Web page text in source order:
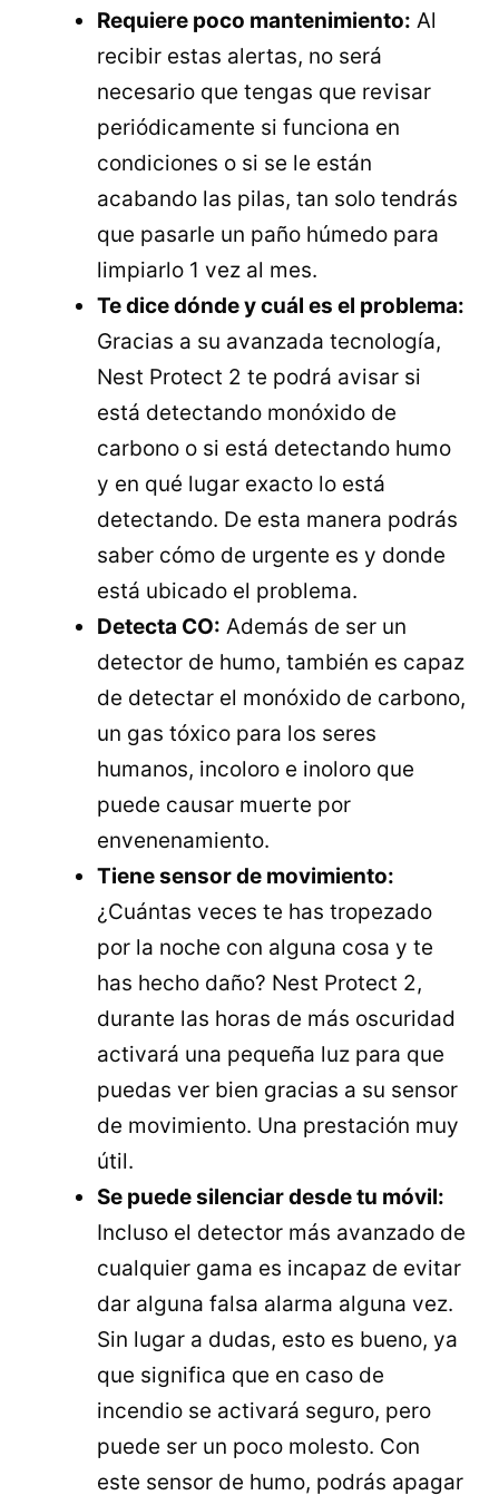
Requiere poco mantenimiento: Al
recibir estas alertas, no será
necesario que tengas que revisar
periódicamente si funciona en
condiciones o si se le están
acabando las pilas, tan solo tendrás
que pasarle un paño húmedo para
limpiarlo 1 vez al mes.
Te dice dónde y cuál es el problema:
Gracias a su avanzada tecnología,
Nest Protect 2 te podrá avisar si
está detectando monóxido de
carbono o si está detectando humo
y en qué lugar exacto lo está
detectando. De esta manera podrás
saber cómo de urgente es y donde
está ubicado el problema.
Detecta CO: Además de ser un
detector de humo, también es capaz
de detectar el monóxido de carbono,
un gas tóxico para los seres
humanos, incoloro e inoloro que
puede causar muerte por
envenenamiento.
Tiene sensor de movimiento:
¿Cuántas veces te has tropezado
por la noche con alguna cosa y te
has hecho daño? Nest Protect 2,
durante las horas de más oscuridad
activará una pequeña luz para que
puedas ver bien gracias a su sensor
de movimiento. Una prestación muy
útil.
Se puede silenciar desde tu móvil:
Incluso el detector más avanzado de
cualquier gama es incapaz de evitar
dar alguna falsa alarma alguna vez.
Sin lugar a dudas, esto es bueno, ya
que significa que en caso de
incendio se activará seguro, pero
puede ser un poco molesto. Con
este sensor de humo, podrás apagar